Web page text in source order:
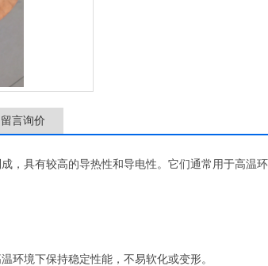
留言询价
具有较高的导热性和导电性。它们通常用于高温
境下保持稳定性能，不易软化或变形。